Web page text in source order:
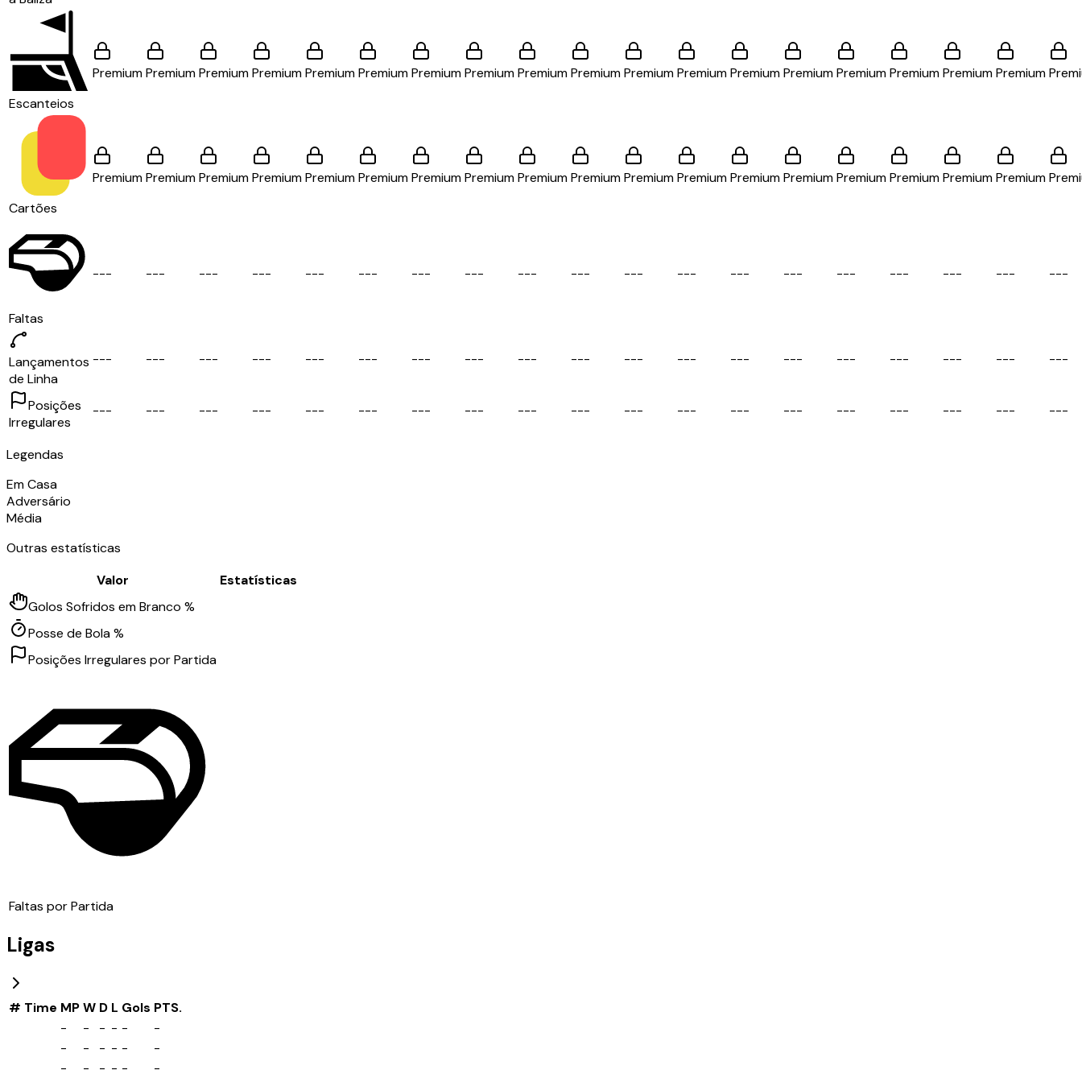
Escanteios
PremiumPremiumPremiumPremiumPremiumPremiumPremiumPremiumPremiumPremiumPremiumPremiumPremiumPremiumPremiumPremiumPremiumPremium
Cartões
PremiumPremiumPremiumPremiumPremiumPremiumPremiumPremiumPremiumPremiumPremiumPremiumPremiumPremiumPremiumPremiumPremiumPremium
Faltas
--- --- --- --- --- --- --- --- --- --- --- --- --- --- --- --- --- --- ---
Lançamentos
de Linha
--- --- --- --- --- --- --- --- --- --- --- --- --- --- --- --- --- --- ---
Posições
Irregulares
--- --- --- --- --- --- --- --- --- --- --- --- --- --- --- --- --- --- ---
Legendas
Em Casa
Adversário
Média
Outras estatísticas
Valor
Estatísticas
Golos Sofridos em Branco %
Posse de Bola %
Posições Irregulares por Partida
Faltas por Partida
Ligas
# Time MPW D L Gols PTS.
-
- - - -
-
-
- - - -
-
-
- - - -
-